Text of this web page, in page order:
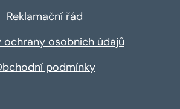
Reklamační řád
ochrany osobních údajů
podmínky